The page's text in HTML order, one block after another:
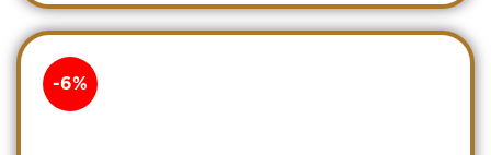
-6%